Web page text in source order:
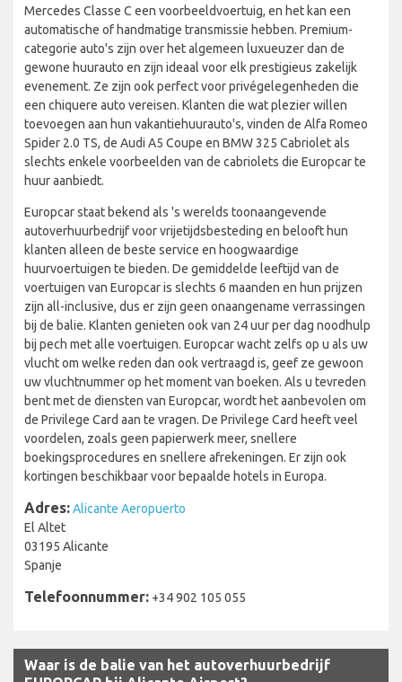
Mercedes Classe C een voorbeeldvoertuig, en het kan een
automatische of handmatige transmissie hebben. Premium-
categorie auto's zijn over het algemeen luxueuzer dan de
gewone huurauto en zijn ideaal voor elk prestigieus zakelijk
evenement. Ze zijn ook perfect voor privégelegenheden die
een chiquere auto vereisen. Klanten die wat plezier willen
toevoegen aan hun vakantiehuurauto's, vinden de Alfa Romeo
Spider 2.0 TS, de Audi A5 Coupe en BMW 325 Cabriolet als
slechts enkele voorbeelden van de cabriolets die Europcar te
huur aanbiedt.
Europcar staat bekend als 's werelds toonaangevende
autoverhuurbedrijf voor vrijetijdsbesteding en belooft hun
klanten alleen de beste service en hoogwaardige
huurvoertuigen te bieden. De gemiddelde leeftijd van de
voertuigen van Europcar is slechts 6 maanden en hun prijzen
zijn all-inclusive, dus er zijn geen onaangename verrassingen
bij de balie. Klanten genieten ook van 24 uur per dag noodhulp
bij pech met alle voertuigen. Europcar wacht zelfs op u als uw
vlucht om welke reden dan ook vertraagd is, geef ze gewoon
uw vluchtnummer op het moment van boeken. Als u tevreden
bent met de diensten van Europcar, wordt het aanbevolen om
de Privilege Card aan te vragen. De Privilege Card heeft veel
voordelen, zoals geen papierwerk meer, snellere
boekingsprocedures en snellere afrekeningen. Er zijn ook
kortingen beschikbaar voor bepaalde hotels in Europa.
Adres:Alicante Aeropuerto
El Altet
03195 Alicante
Spanje
Telefoonnummer: +34 902 105 055
Waar is de balie van het autoverhuurbedrijf